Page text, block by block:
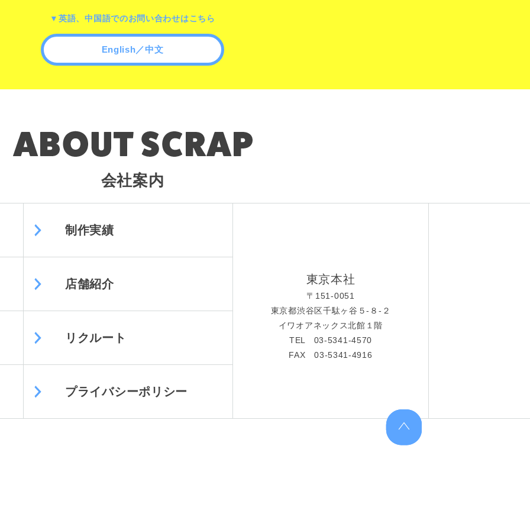
▼英語、中国語でのお問い合わせはこちら
English／中文
会社案内
制作実績
店舗紹介
リクルート
プライバシーポリシー
東京本社
〒151-0051
東京都渋谷区千駄ヶ谷５-８-２
イワオアネックス北館１階
TEL 03-5341-4570
FAX 03-5341-4916